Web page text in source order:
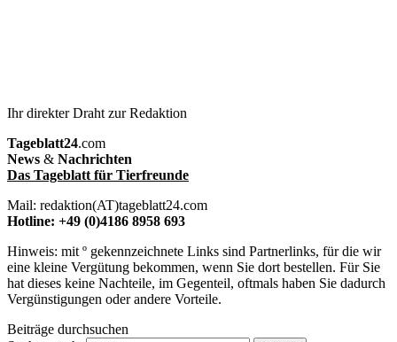
Ihr direkter Draht zur Redaktion
Tageblatt24.com
News & Nachrichten
Das Tageblatt für Tierfreunde
Mail: redaktion(AT)tageblatt24.com
Hotline: +49 (0)4186 8958 693
Hinweis: mit º gekennzeichnete Links sind Partnerlinks, für die wir
eine kleine Vergütung bekommen, wenn Sie dort bestellen. Für Sie
hat dieses keine Nachteile, im Gegenteil, oftmals haben Sie dadurch
Vergünstigungen oder andere Vorteile.
Beiträge durchsuchen